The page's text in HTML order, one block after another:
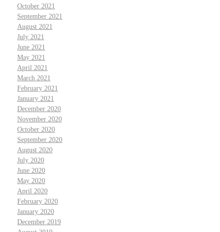
October 2021
September 2021
August 2021
July 2021
June 2021
May 2021
April 2021
March 2021
February 2021
January 2021
December 2020
November 2020
October 2020
September 2020
August 2020
July 2020
June 2020
May 2020
April 2020
February 2020
January 2020
December 2019